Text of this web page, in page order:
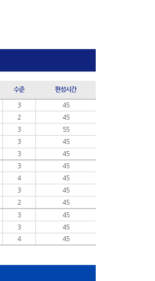
수준 편성시간
3
45
2
45
3
55
3
45
3 45
3
45
4
45
3
45
2 45
3
45
3
45
4 45